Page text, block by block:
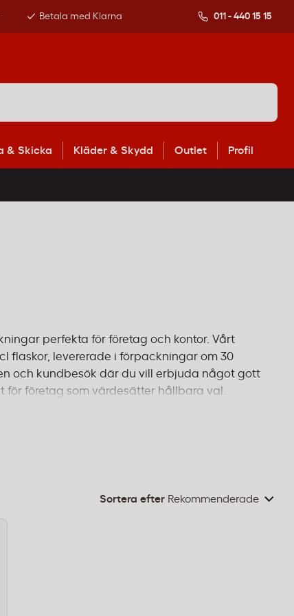
Betala med Klarna 011 - 440 15 15
& Skicka Kläder & Skydd Outlet Profil
perfekta för företag och kontor. Vårt
flaskor, levererade i förpackningar om 30
och kundbesök där du vill erbjuda något gott
företag som värdesätter hållbara val.
inom 1–2 dagar och fri frakt från 995
Sortera efter